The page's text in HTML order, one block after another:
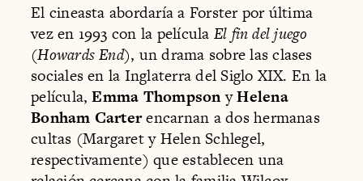
El cineasta abordaría a Forster por última
vez en 1993 con la película El fin del juego
(Howards End), un drama sobre las clases
sociales en la Inglaterra del Siglo XIX. En la
película,Emma ThompsonyHelena
Bonham Carterencarnan a dos hermanas
cultas (Margaret y Helen Schlegel,
respectivamente) que establecen una